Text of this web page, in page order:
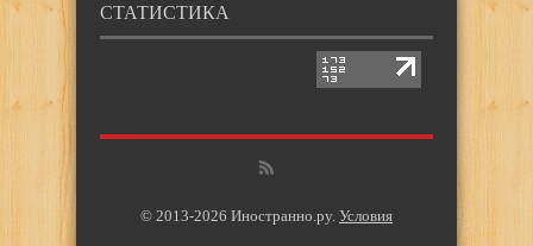
СТАТИСТИКА
© 2013-2026 Иностранно.ру. Условия